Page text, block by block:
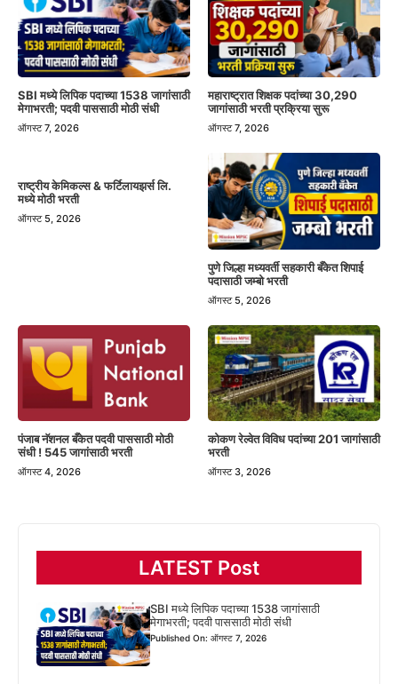
SBI मध्ये लिपिक पदाच्या 1538 जागांसाठी
मेगाभरती; पदवी पाससाठी मोठी संधी
ऑगस्ट 7, 2026
महाराष्ट्रात शिक्षक पदांच्या 30,290
जागांसाठी भरती प्रक्रिया सुरू
ऑगस्ट 7, 2026
राष्ट्रीय केमिकल्स & फर्टिलायझर्स लि.
मध्ये मोठी भरती
ऑगस्ट 5, 2026
पुणे जिल्हा मध्यवर्ती सहकारी बँकेत शिपाई
पदासाठी जम्बो भरती
ऑगस्ट 5, 2026
पंजाब नॅशनल बँकेत पदवी पाससाठी मोठी
संधी ! 545 जागांसाठी भरती
ऑगस्ट 4, 2026
कोकण रेल्वेत विविध पदांच्या 201 जागांसाठी
भरती
ऑगस्ट 3, 2026
LATEST Post
SBI मध्ये लिपिक पदाच्या 1538 जागांसाठी
मेगाभरती; पदवी पाससाठी मोठी संधी
Published On: ऑगस्ट 7, 2026